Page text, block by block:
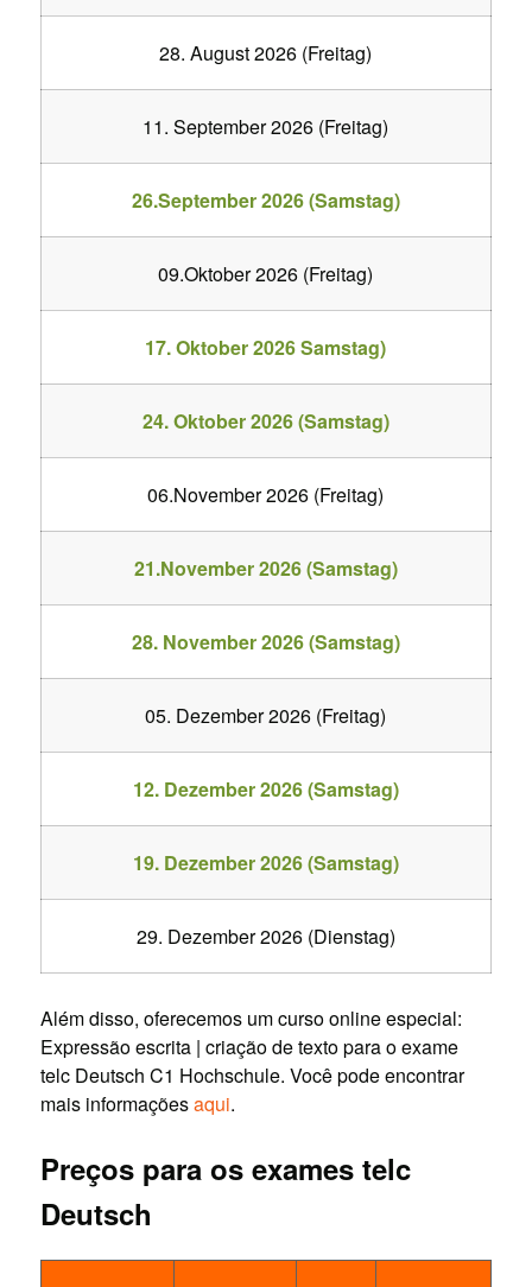
28. August 2026 (Freitag)
11. September 2026 (Freitag)
26.September 2026 (Samstag)
09.Oktober 2026 (Freitag)
17. Oktober 2026 Samstag)
24. Oktober 2026 (Samstag)
06.November 2026 (Freitag)
21.November 2026 (Samstag)
28. November 2026 (Samstag)
05. Dezember 2026 (Freitag)
12. Dezember 2026 (Samstag)
19. Dezember 2026 (Samstag)
29. Dezember 2026 (Dienstag)
Além disso, oferecemos um curso online especial:
Expressão escrita | criação de texto para o exame
telc Deutsch C1 Hochschule. Você pode encontrar
mais informaçõesaqui.
Preços para os exames telc
Deutsch